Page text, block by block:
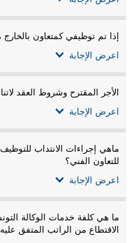
إذا تم توظيفي كمتعاون
اعرض الإجابة
الأجر المقترح وشروط العقد
اعرض الإجابة
ماهي إجراءات الانتداب
للتعاون الفني؟
اعرض الإجابة
ما هي كلفة خدمات الوكالة
الاقتطاع من الراتب المتفق